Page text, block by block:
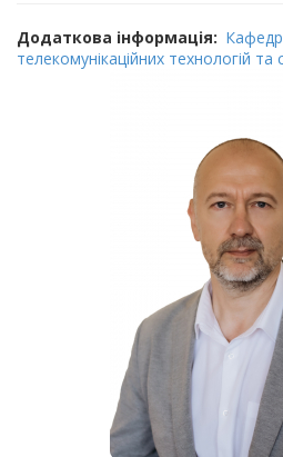
Додаткова інформація
телекомунікаційних технологій та